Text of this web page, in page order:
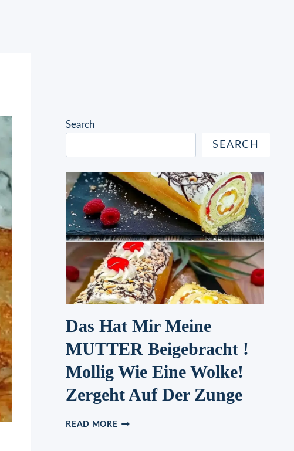
Search
SEARCH
Das Hat Mir Meine
MUTTER Beigebracht !
Mollig Wie Eine Wolke!
Zergeht Auf Der Zunge
READ MOREDAS